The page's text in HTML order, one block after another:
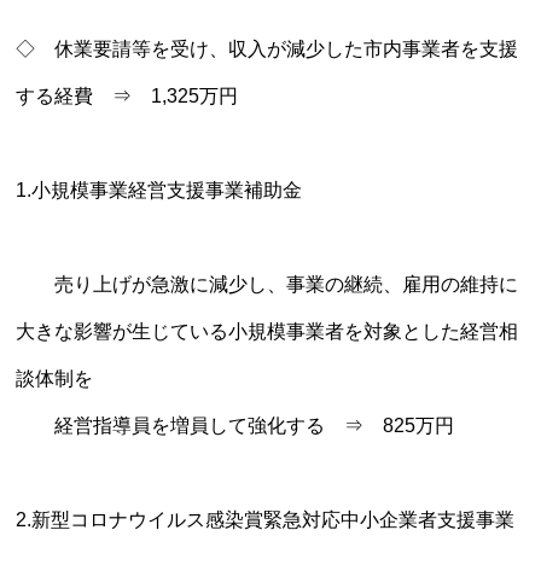
◇ 休業要請等を受け、収入が減少した市内事業者を支援
する経費 ⇒ 1,325万円
1.小規模事業経営支援事業補助金
売り上げが急激に減少し、事業の継続、雇用の維持に
大きな影響が生じている小規模事業者を対象とした経営相
談体制を
経営指導員を増員して強化する ⇒ 825万円
2.新型コロナウイルス感染賞緊急対応中小企業者支援事業